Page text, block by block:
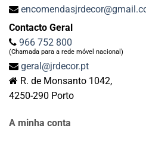
A minha conta
Contacto Geral
966 752 800
(Chamada para a rede móvel nacional)
geral@jrdecor.pt
R. de Monsanto 1042,
4250-290 Porto